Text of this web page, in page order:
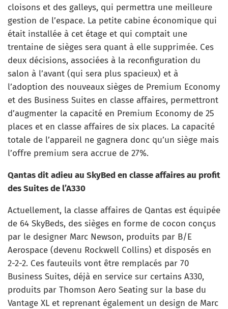
cloisons et des galleys, qui permettra une meilleure
gestion de l’espace. La petite cabine économique qui
était installée à cet étage et qui comptait une
trentaine de sièges sera quant à elle supprimée. Ces
deux décisions, associées à la reconfiguration du
salon à l’avant (qui sera plus spacieux) et à
l’adoption des nouveaux sièges de Premium Economy
et des Business Suites en classe affaires, permettront
d’augmenter la capacité en Premium Economy de 25
places et en classe affaires de six places. La capacité
totale de l’appareil ne gagnera donc qu’un siège mais
l’offre premium sera accrue de 27%.
Qantas dit adieu au SkyBed en classe affaires au profit
des Suites de l’A330
Actuellement, la classe affaires de Qantas est équipée
de 64 SkyBeds, des sièges en forme de cocon conçus
par le designer Marc Newson, produits par B/E
Aerospace (devenu Rockwell Collins) et disposés en
2-2-2. Ces fauteuils vont être remplacés par 70
Business Suites, déjà en service sur certains A330,
produits par Thomson Aero Seating sur la base du
Vantage XL et reprenant également un design de Marc